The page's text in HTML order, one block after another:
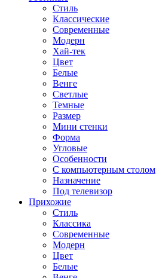
Стиль
Классические
Современные
Модерн
Хай-тек
Цвет
Белые
Венге
Светлые
Темные
Размер
Мини стенки
Форма
Угловые
Особенности
С компьютерным столом
Назначение
Под телевизор
Прихожие
Стиль
Классика
Современные
Модерн
Цвет
Белые